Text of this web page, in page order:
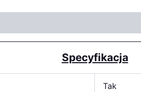
Specyfikacja
Tak